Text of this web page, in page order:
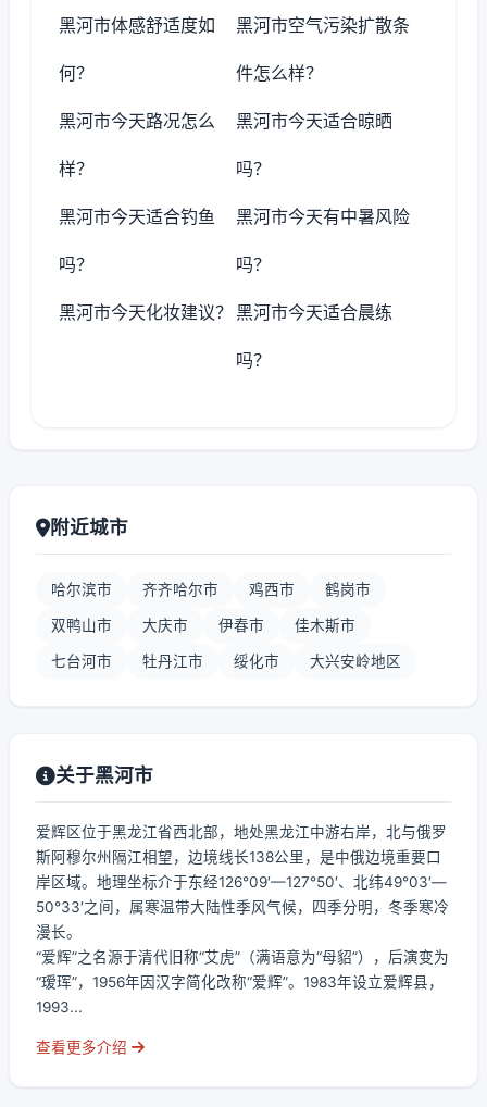
黑河市体感舒适度如
何？
黑河市空气污染扩散条
件怎么样？
黑河市今天路况怎么
样？
黑河市今天适合晾晒
吗？
黑河市今天适合钓鱼
吗？
黑河市今天有中暑风险
吗？
黑河市今天化妆建议？ 黑河市今天适合晨练
吗？
附近城市
哈尔滨市 齐齐哈尔市 鸡西市 鹤岗市
双鸭山市 大庆市 伊春市 佳木斯市
七台河市 牡丹江市 绥化市 大兴安岭地区
关于黑河市
爱辉区位于黑龙江省西北部，地处黑龙江中游右岸，北与俄罗
斯阿穆尔州隔江相望，边境线长138公里，是中俄边境重要口
岸区域。地理坐标介于东经126°09′—127°50′、北纬49°03′—
50°33′之间，属寒温带大陆性季风气候，四季分明，冬季寒冷
漫长。
“爱辉”之名源于清代旧称“艾虎”（满语意为“母貂”），后演变为
“瑷珲”，1956年因汉字简化改称“爱辉”。1983年设立爱辉县，
1993...
查看更多介绍